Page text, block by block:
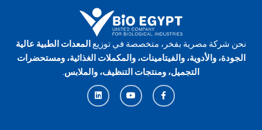
نحن شركة مصرية بفخر، متخصصة في توزيع المعدات الطبية عالية
الجودة، والأدوية، والفيتامينات، والمكملات الغذائية، ومستحضرات
التجميل، ومنتجات التنظيف، والملابس.
a
c
e
o
u
t
i
n
k